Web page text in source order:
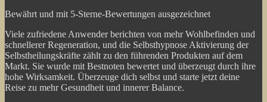
Bewährt und mit 5-Sterne-Bewertungen ausgezeichnet
Viele zufriedene Anwender berichten von mehr Wohlbefinden und
schnellerer Regeneration, und die Selbsthypnose Aktivierung der
Selbstheilungskräfte zählt zu den führenden Produkten auf dem
Markt. Sie wurde mit Bestnoten bewertet und überzeugt durch ihre
hohe Wirksamkeit. Überzeuge dich selbst und starte jetzt deine
Reise zu mehr Gesundheit und innerer Balance.